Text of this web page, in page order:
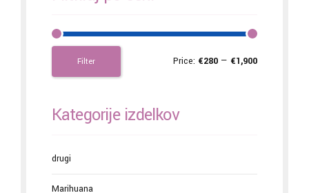
Filter Price: €280 — €1,900
Kategorije izdelkov
drugi
Marihuana